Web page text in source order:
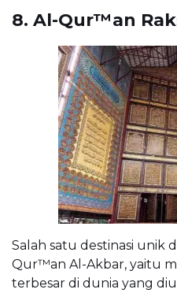
8. Al-Qur™an
Salah satu destinasi unik
Qur™an Al-Akbar, yaitu
terbesar di dunia yang